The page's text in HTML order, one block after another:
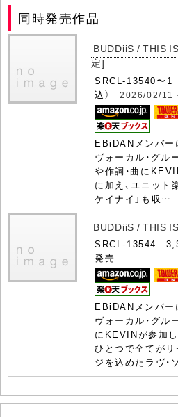
同時発売作品
BUDDiiS / THIS
定]
SRCL-13540〜1
込） 2026/02/11
EBiDANメンバー
ヴォーカル・グル
や作詞・曲に
に加え、ユニット
ケイナイ」も収…
BUDDiiS / THIS
SRCL-13544
発売
EBiDANメンバー
ヴォーカル・グル
にKEVINが参加
ひとつで全てが
ジを込めたラヴ・